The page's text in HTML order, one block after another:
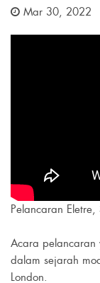
Mar 30, 2022
Pelancaran Eletre,
Acara
dalam sejarah
London.